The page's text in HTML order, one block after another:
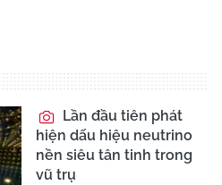
Lần đầu tiên phát
hiện dấu hiệu neutrino
nền siêu tân tinh trong
vũ trụ